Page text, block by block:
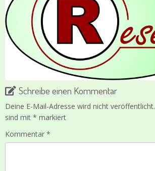
Schreibe einen Kommentar
Deine E-Mail-Adresse wird nicht veröffentlicht.
sind mit * markiert
Kommentar *